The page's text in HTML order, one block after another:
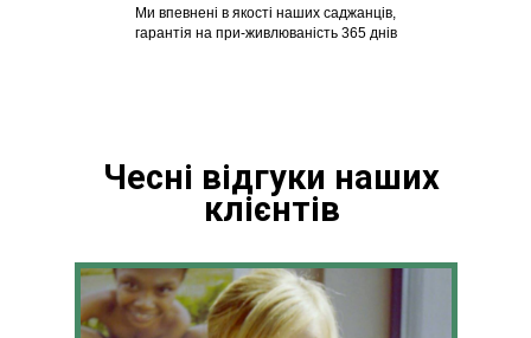
Ми впевнені в якості наших саджанців,
гарантія на при-живлюваність 365 днів
Чесні відгуки наших
клієнтів